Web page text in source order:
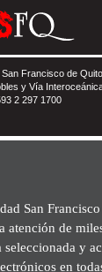
Francisco de Quito
y Vía
2 297 1700
San
atención de
y
en